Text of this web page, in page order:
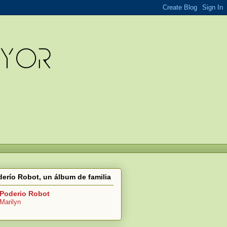
Robot, un álbum de familia
Poderio Robot
Marilyn